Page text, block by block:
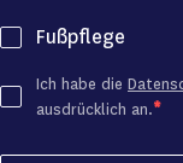
Fußpflege
Ich habe die
ausdrücklich an.